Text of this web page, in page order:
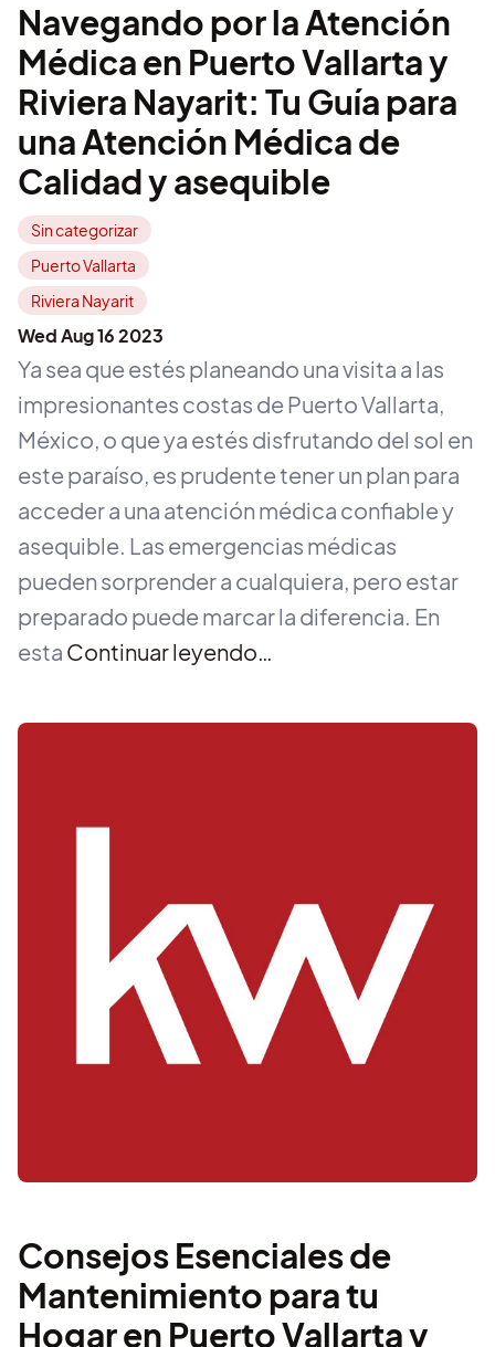
Navegando por la Atención
Médica en Puerto Vallarta y
Riviera Nayarit: Tu Guía para
una Atención Médica de
Calidad y asequible
Sin categorizar
Puerto Vallarta
Riviera Nayarit
Wed Aug 16 2023
Ya sea que estés planeando una visita a las
impresionantes costas de Puerto Vallarta,
México, o que ya estés disfrutando del sol en
este paraíso, es prudente tener un plan para
acceder a una atención médica confiable y
asequible. Las emergencias médicas
pueden sorprender a cualquiera, pero estar
preparado puede marcar la diferencia. En
esta Continuar leyendo…
Consejos Esenciales de
Mantenimiento para tu
Hogar en Puerto Vallarta y